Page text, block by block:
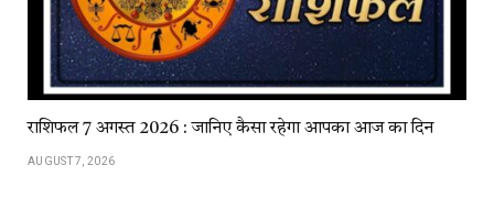
राशिफल 7 अगस्त 2026 : जानिए कैसा रहेगा आपका आज का दिन
AUGUST 7, 2026